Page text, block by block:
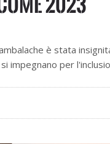
è stata
impegnano per